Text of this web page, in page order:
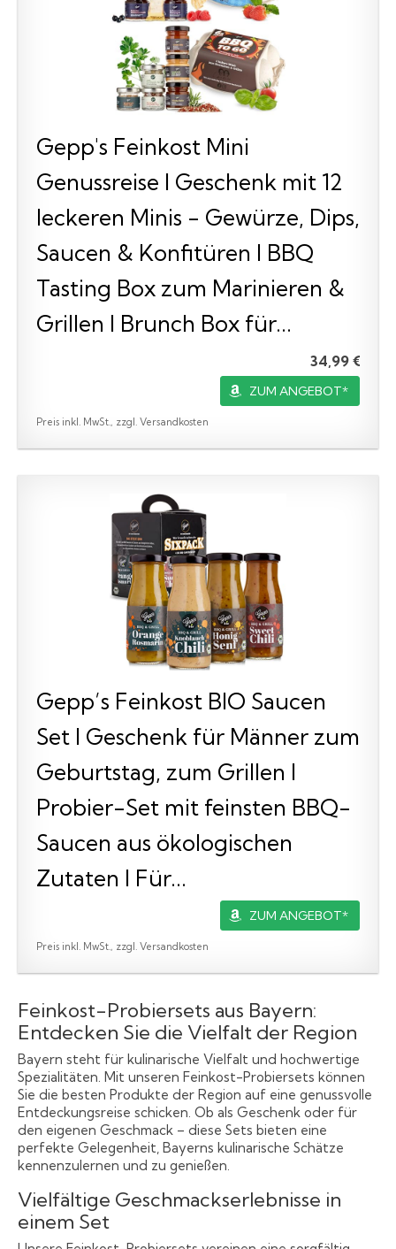
Gepp's Feinkost Mini
Genussreise I Geschenk mit 12
leckeren Minis - Gewürze, Dips,
Saucen & Konfitüren I BBQ
Tasting Box zum Marinieren &
Grillen I Brunch Box für...
34,99 €
ZUM ANGEBOT*
Preis inkl. MwSt., zzgl. Versandkosten
Gepp’s Feinkost BIO Saucen
Set I Geschenk für Männer zum
Geburtstag, zum Grillen I
Probier-Set mit feinsten BBQ-
Saucen aus ökologischen
Zutaten I Für...
ZUM ANGEBOT*
Preis inkl. MwSt., zzgl. Versandkosten
Feinkost-Probiersets aus Bayern:
Entdecken Sie die Vielfalt der Region
Bayern steht für kulinarische Vielfalt und hochwertige
Spezialitäten. Mit unseren Feinkost-Probiersets können
Sie die besten Produkte der Region auf eine genussvolle
Entdeckungsreise schicken. Ob als Geschenk oder für
den eigenen Geschmack – diese Sets bieten eine
perfekte Gelegenheit, Bayerns kulinarische Schätze
kennenzulernen und zu genießen.
Vielfältige Geschmackserlebnisse in
einem Set